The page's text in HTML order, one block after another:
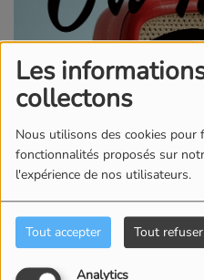
Les
collectons
Nous utilisons des cookies pour
fonctionnalités proposés sur
l'expérience de nos utilisateurs.
Tout accepter Tout refuser
Analytics
13 JUILLET 2025 -
ÉCOUTER LE PODCAST
Pour